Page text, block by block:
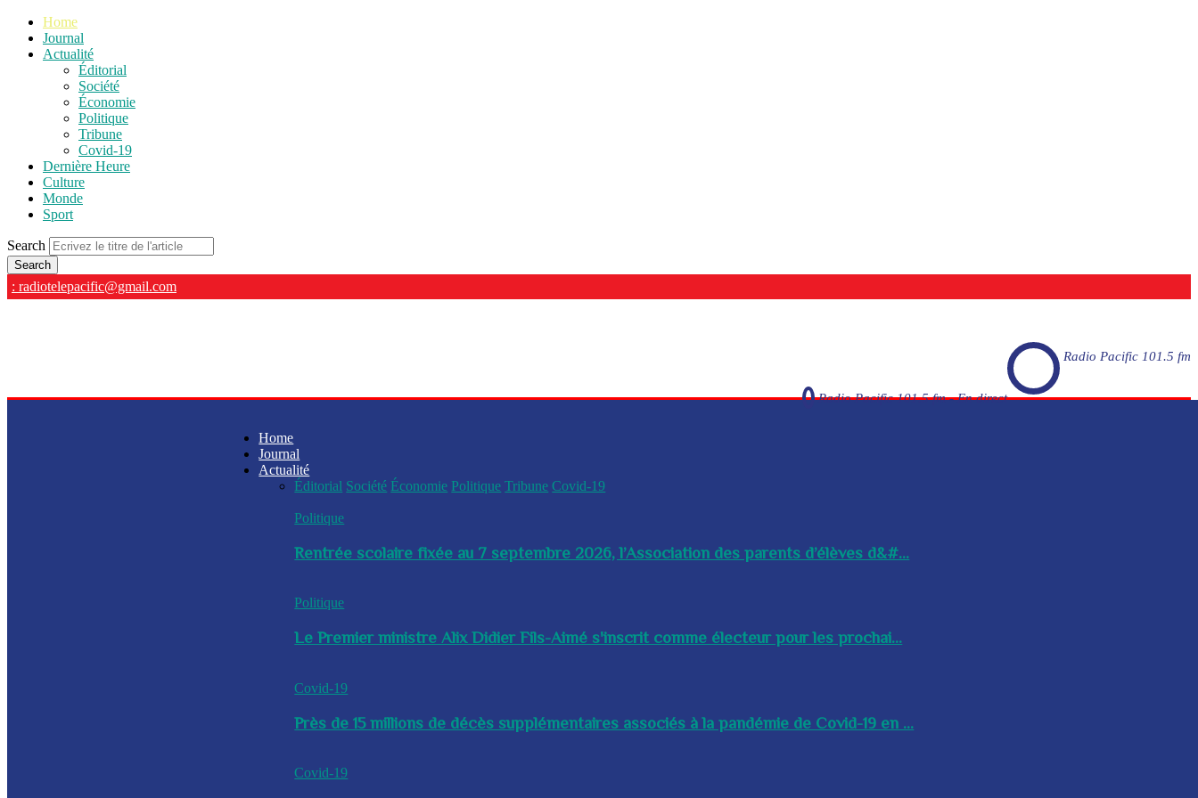
Home
Journal
Actualité
Éditorial
Société
Économie
Politique
Tribune
Covid-19
Dernière Heure
Culture
Monde
Sport
Search
: radiotelepacific@gmail.com
Radio Pacific 101.5 fm
Radio Pacific 101.5 fm - En direct
Home
Journal
Actualité
Éditorial Société Économie Politique Tribune Covid-19
Politique
Rentrée scolaire fixée au 7 septembre 2026, l’Association des parents d’élèves d&#...
Politique
Le Premier ministre Alix Didier Fils-Aimé s'inscrit comme électeur pour les prochai...
Covid-19
Près de 15 millions de décès supplémentaires associés à la pandémie de Covid-19 en ...
Covid-19